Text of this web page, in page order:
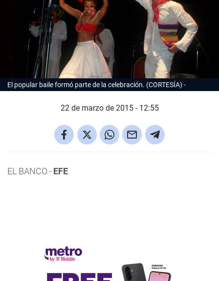
El popular baile formó parte de la celebración. (CORTESÍA)
22 de marzo de 2015 - 12:55
EL BANCO.- EFE